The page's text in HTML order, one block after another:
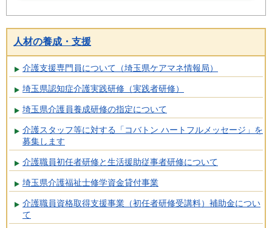
人材の養成・支援
介護支援専門員について（埼玉県ケアマネ情報局）
埼玉県認知症介護実践研修（実践者研修）
埼玉県介護員養成研修の指定について
介護スタッフ等に対する「コバトン ハートフルメッセージ」を
募集します
介護職員初任者研修と生活援助従事者研修について
埼玉県介護福祉士修学資金貸付事業
介護職員資格取得支援事業（初任者研修受講料）補助金につい
て